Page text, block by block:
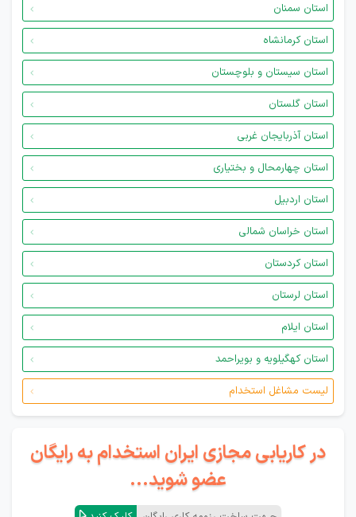
استان سمنان
استان کرمانشاه
استان سیستان و بلوچستان
استان گلستان
استان آذربایجان غربی
استان چهارمحال و بختیاری
استان اردبیل
استان خراسان شمالی
استان کردستان
استان لرستان
استان ایلام
استان کهگیلویه و بویراحمد
لیست مشاغل استخدام
در کاریابی مجازی ایران استخدام به رایگان
عضو شوید...